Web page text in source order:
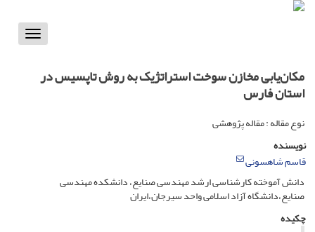
Toggle
مکان‌یابی مخازن سوخت استراتژیک به روش تاپسیس در
استان فارس
نوع مقاله : مقاله پژوهشی
نویسنده
قاسم شاهسونی
دانش آموخته کارشناسی ارشد مهندسی صنایع، دانشکده مهندسی
صنایع،دانشگاه آزاد اسلامی واحد سیرجان،ایران
چکیده